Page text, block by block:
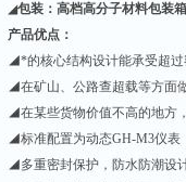
◢包装：高档高分子材料包装箱
产品优点：
◢*的核心结构设计能承受超过
◢在矿山、公路查超载等方面
◢在某些货物价值不高的地方
◢标准配置为动态GH-M3仪表
◢多重密封保护，防水防潮设